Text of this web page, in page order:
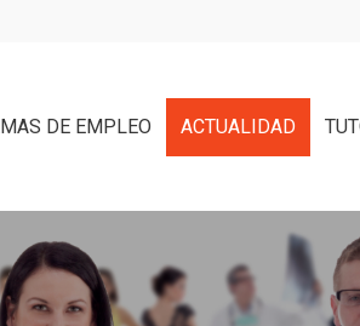
DE EMPLEO ACTUALIDAD